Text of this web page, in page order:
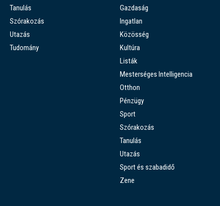
Tanulás
Szórakozás
Utazás
Tudomány
Gazdaság
Ingatlan
Közösség
Kultúra
Listák
Mesterséges Intelligencia
Otthon
Pénzügy
Sport
Szórakozás
Tanulás
Utazás
Sport és szabadidő
Zene